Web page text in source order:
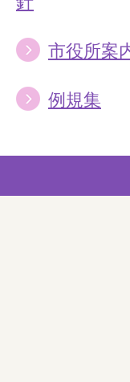
市役所案
例規集